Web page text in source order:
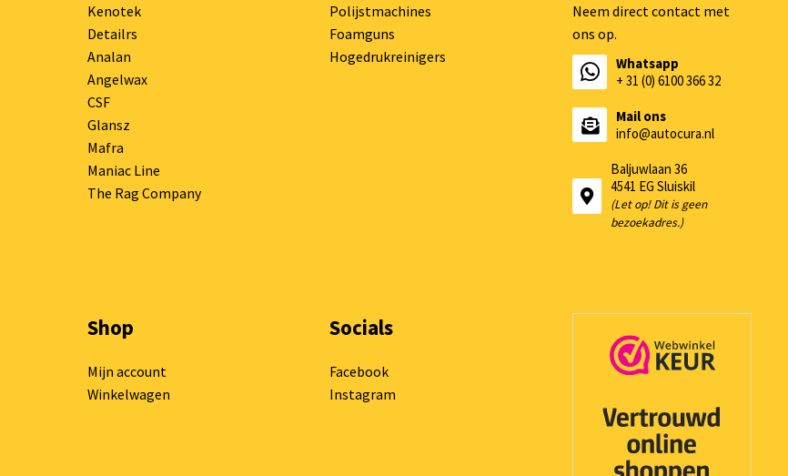
Kenotek
Detailrs
Analan
Angelwax
CSF
Glansz
Mafra
Maniac Line
The Rag Company
Polijstmachines
Foamguns
Hogedrukreinigers
Neem direct contact met
ons op.
Whatsapp
+ 31 (0) 6100 366 32
Mail ons
info@autocura.nl
Baljuwlaan 36
4541 EG Sluiskil
(Let op! Dit is geen
bezoekadres.)
Shop
Mijn account
Winkelwagen
Socials
Facebook
Instagram